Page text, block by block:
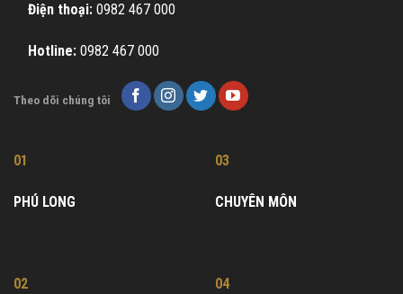
Điện thoại: 0982 467 000
Hotline: 0982 467 000
Theo dõi chúng tôi
01
PHÚ LONG
02
03
CHUYÊN MÔN
04